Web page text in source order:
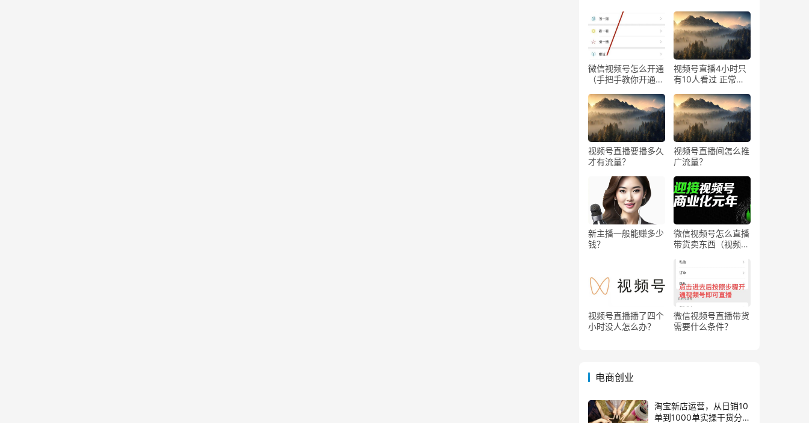
微信视频号怎么开通
（手把手教你开通微
视频号直播4小时只
有10人看过 正常
视频号直播要播多久
才有流量？
视频号直播间怎么推
广流量？
新主播一般能赚多少
钱？
微信视频号怎么直播
带货卖东西（视频号
视频号直播播了四个
小时没人怎么办？
微信视频号直播带货
需要什么条件？
电商创业
淘宝新店运营，从日销10
单到1000单实操干货分